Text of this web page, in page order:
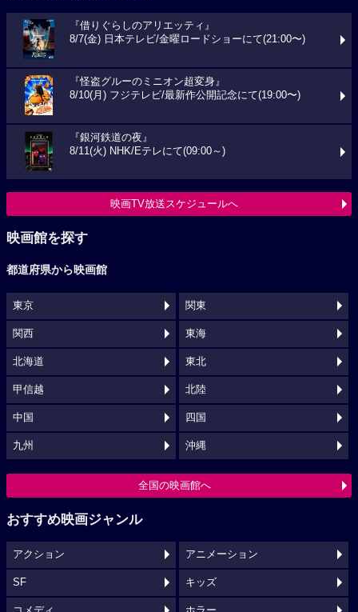
『借りぐらしのアリエッティ』
8/7(金) 日本テレビ/金曜ロードショーにて(21:00〜)
『怪盗グルーのミニオン超変身』
8/10(月) フジテレビ/最新作公開記念にて(19:00〜)
『銀河鉄道の夜』
8/11(火) NHK/Eテレにて(09:00～)
映画TV放送スケジュールへ
映画館を探す
都道府県から映画館
東京 関東
関西 東海
北海道 東北
甲信越 北陸
中国 四国
九州 沖縄
全国の映画館へ
おすすめ映画ジャンル
アクション アニメーション
SF キッズ